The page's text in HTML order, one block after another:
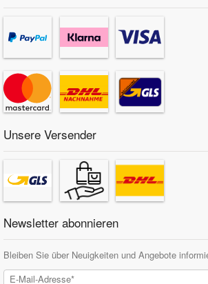
Unsere Versender
Newsletter abonnieren
Bleiben Sie über Neuigkeiten und Angebote